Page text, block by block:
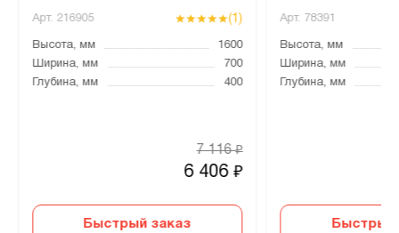
Арт. 216905 (1)
Высота, мм
1600
Ширина, мм
700
Глубина, мм
400
6 406₽
7 116₽
Быстрый заказ
Арт. 78391
Высота, мм
Ширина, мм
Глубина, мм
Быстрый